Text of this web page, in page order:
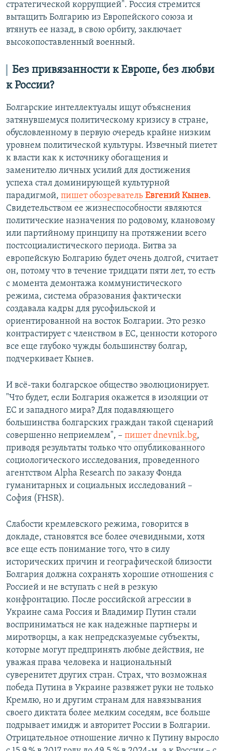
стратегической коррупцией". Россия стремится
вытащить Болгарию из Европейского союза и
втянуть ее назад, в свою орбиту, заключает
высокопоставленный военный.
Без привязанности к Европе, без любви
к России?
Болгарские интеллектуалы ищут объяснения
затянувшемуся политическому кризису в стране,
обусловленному в первую очередь крайне низким
уровнем политической культуры. Извечный пиетет
к власти как к источнику обогащения и
заменителю личных усилий для достижения
успеха стал доминирующей культурной
парадигмой, пишет обозреватель Евгений Кынев.
Свидетельством ее жизнеспособности являются
политические назначения по родовому, клановому
или партийному принципу на протяжении всего
постсоциалистического периода. Битва за
европейскую Болгарию будет очень долгой, считает
он, потому что в течение тридцати пяти лет, то есть
с момента демонтажа коммунистического
режима, система образования фактически
создавала кадры для русофильской и
ориентированной на восток Болгарии. Это резко
контрастирует с членством в ЕС, ценности которого
все еще глубоко чужды большинству болгар,
подчеркивает Кынев.
И всё-таки болгарское общество эволюционирует.
"Что будет, если Болгария окажется в изоляции от
ЕС и западного мира? Для подавляющего
большинства болгарских граждан такой сценарий
совершенно неприемлем", – пишет dnevnik.bg,
приводя результаты только что опубликованного
социологического исследования, проведенного
агентством Alpha Research по заказу Фонда
гуманитарных и социальных исследований –
София (FHSR).
Слабости кремлевского режима, говорится в
докладе, становятся все более очевидными, хотя
все еще есть понимание того, что в силу
исторических причин и географической близости
Болгария должна сохранять хорошие отношения с
Россией и не вступать с ней в резкую
конфронтацию. После российской агрессии в
Украине сама Россия и Владимир Путин стали
восприниматься не как надежные партнеры и
миротворцы, а как непредсказуемые субъекты,
которые могут предпринять любые действия, не
уважая права человека и национальный
суверенитет других стран. Страх, что возможная
победа Путина в Украине развяжет руки не только
Кремлю, но и другим странам для навязывания
своего диктата более мелким соседям, все больше
подрывает имидж и авторитет России в Болгарии.
Отрицательное отношение лично к Путину выросло